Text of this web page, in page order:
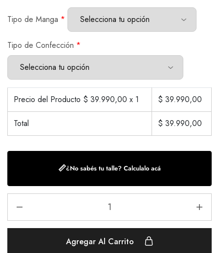
Tipo de Manga *
Tipo de Confección *
Precio del Producto $ 39.990,00 x 1 $ 39.990,00
Total $ 39.990,00
📏¿No sabés tu talle? Calculalo acá
Agregar Al Carrito